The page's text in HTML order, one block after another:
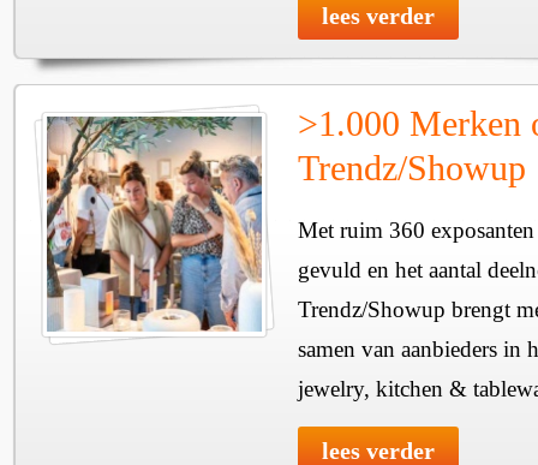
lees verder
>1.000 Merken
Trendz/Showup
Met ruim 360
gevuld en het aantal
Trendz/Showup brengt
samen van aanbieders in
jewelry, kitchen &
lees verder